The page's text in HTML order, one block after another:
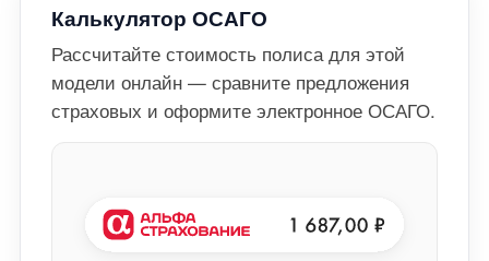
Калькулятор ОСАГО
Рассчитайте стоимость полиса для этой
модели онлайн — сравните предложения
страховых и оформите электронное ОСАГО.